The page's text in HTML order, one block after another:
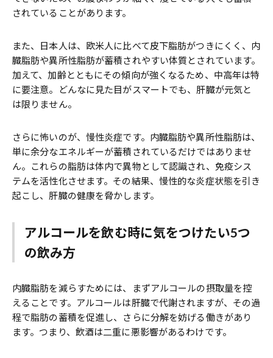
されていることがあります。
また、日本人は、欧米人に比べて皮下脂肪がつきにくく、内
臓脂肪や異所性脂肪が蓄積されやすい体質とされています。
加えて、加齢とともにその傾向が強くなるため、中高年は特
に要注意。どんなに見た目がスマートでも、肝臓が元気と
は限りません。
さらに怖いのが、慢性炎症です。内臓脂肪や異所性脂肪は、
単に余分なエネルギーが蓄積されているだけではありませ
ん。これらの脂肪は体内で異物として認識され、免疫シス
テムを活性化させます。その結果、慢性的な炎症状態を引き
起こし、肝臓の健康を脅かします。
アルコールを飲む時に気をつけたい5つ
の飲み方
内臓脂肪を減らすためには、まずアルコールの摂取量を控
えることです。アルコールは肝臓で代謝されますが、その過
程で脂肪の蓄積を促進し、さらに分解を妨げる働きがあり
ます。つまり、飲酒は二重に悪影響があるわけです。